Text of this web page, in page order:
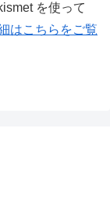
を使って
はこちらをご覧